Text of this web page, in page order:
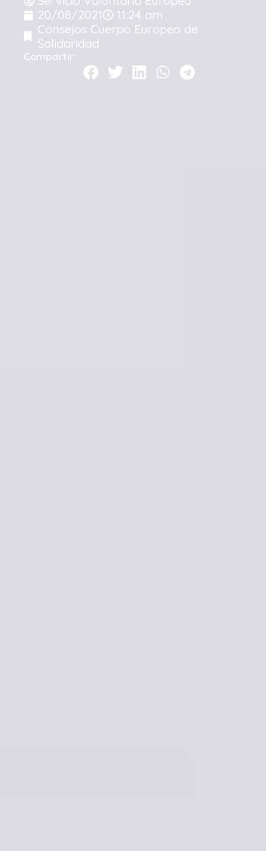
20/08/2021
11:24 am
Consejos Cuerpo Europeo de
Solidaridad
Compartir: